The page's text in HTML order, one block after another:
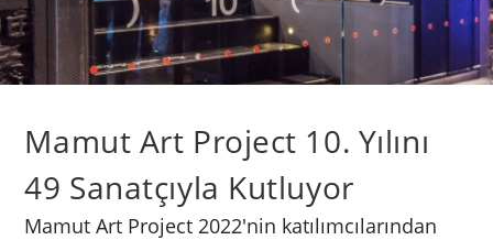
Mamut Art Project 10. Yılını
49 Sanatçıyla Kutluyor
Mamut Art Project 2022'nin katılımcılarından